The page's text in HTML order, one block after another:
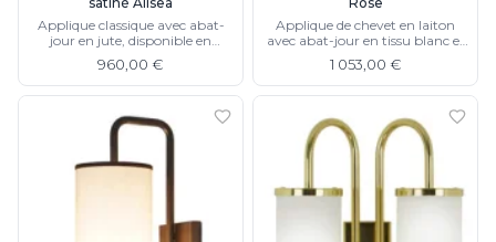
Applique classique avec abat-
jour en jute, disponible en
960,00 €
Applique de chevet en laiton
avec abat-jour en tissu blanc et
1 053,00 €